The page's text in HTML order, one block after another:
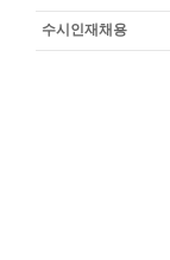
수시인재채용